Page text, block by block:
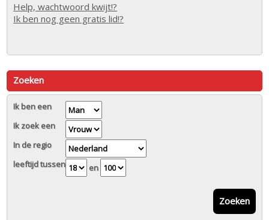
Help, wachtwoord kwijt!?
Ik ben nog geen gratis lid!?
Zoeken
Ik ben een
Ik zoek een
In de regio
leeftijd tussen
en
Zoeken